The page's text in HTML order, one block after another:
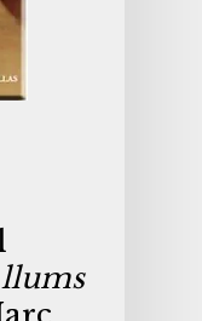
llums